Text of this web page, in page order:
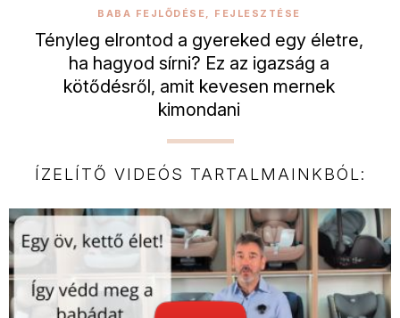
BABA FEJLŐDÉSE, FEJLESZTÉSE
Tényleg elrontod a gyereked egy életre,
ha hagyod sírni? Ez az igazság a
kötődésről, amit kevesen mernek
kimondani
ÍZELÍTŐ VIDEÓS TARTALMAINKBÓL: